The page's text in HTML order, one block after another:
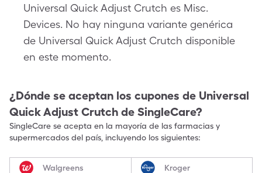
Universal Quick Adjust Crutch es Misc.
Devices. No hay ninguna variante genérica
de Universal Quick Adjust Crutch disponible
en este momento.
¿Dónde se aceptan los cupones de Universal
Quick Adjust Crutch de SingleCare?
SingleCare se acepta en la mayoría de las farmacias y
supermercados del país, incluyendo los siguientes:
Walgreens Kroger